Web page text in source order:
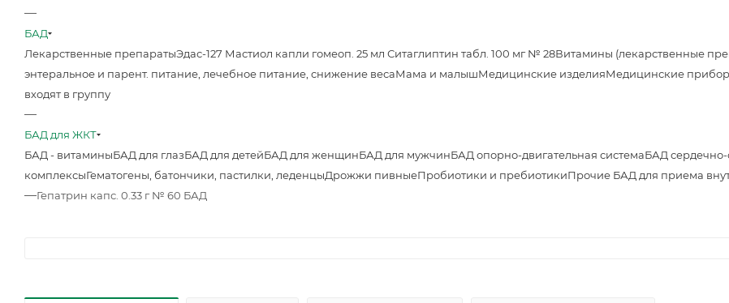
—
БАД
Лекарственные препаратыЭдас-127 Мастиол капли гомеоп. 25 мл Ситаглиптин табл. 100 мг № 28Витамины (лекарственные
энтеральное и парент. питание, лечебное питание, снижение весаМама и малышМедицинские изделияМедицинские
входят в группу
—
БАД для ЖКТ
БАД - витаминыБАД для глазБАД для детейБАД для женщинБАД для мужчинБАД опорно-двигательная системаБАД сердечно-
комплексыГематогены, батончики, пастилки, леденцыДрожжи пивныеПробиотики и пребиотикиПрочие БАД для приема
—Гепатрин капс. 0.33 г № 60 БАД